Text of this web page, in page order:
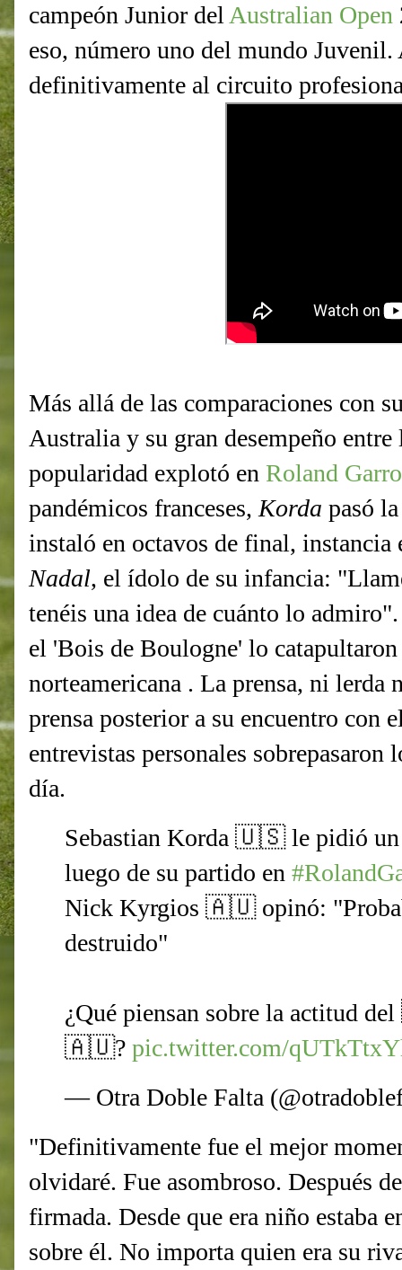
campeón Junior del Australian Open
eso, número uno del mundo
definitivamente al circuito
Más allá de las comparaciones con
Australia y su gran desempeño entre
popularidad explotó en Roland
pandémicos franceses, Korda pasó
instaló en octavos de final,
Nadal, el ídolo de su infancia:
tenéis una idea de cuánto lo
el 'Bois de Boulogne' lo
norteamericana . La prensa, ni lerda
prensa posterior a su encuentro con
entrevistas personales
día.
Sebastian Korda 🇺🇸 le pidió un
luego de su partido en
Nick Kyrgios 🇦🇺 opinó:
destruido"
¿Qué piensan sobre la actitud
🇦🇺? pic.twitter.com/
— Otra Doble Falta
"Definitivamente fue el mejor
olvidaré. Fue asombroso. Después
firmada. Desde que era niño estaba
sobre él. No importa quien era su